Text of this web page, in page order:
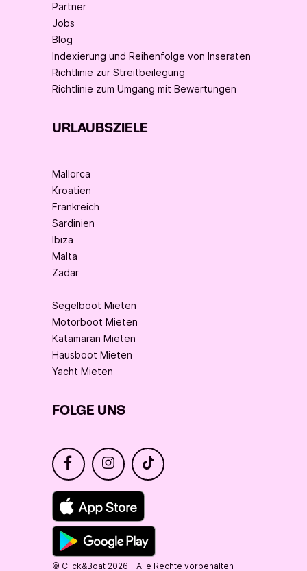
Partner
Jobs
Blog
Indexierung und Reihenfolge von Inseraten
Richtlinie zur Streitbeilegung
Richtlinie zum Umgang mit Bewertungen
URLAUBSZIELE
Mallorca
Kroatien
Frankreich
Sardinien
Ibiza
Malta
Zadar
Segelboot Mieten
Motorboot Mieten
Katamaran Mieten
Hausboot Mieten
Yacht Mieten
FOLGE UNS
© Click&Boat 2026 - Alle Rechte vorbehalten